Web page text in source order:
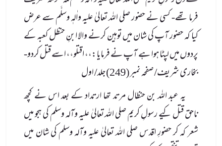
فرما تھے- کسی نے حضور صلی الله تعالیٰ علیہ واٰلہٖ وسلَّم سے عرض
کیا کہ حضور آپ کی شان میں توہین کرنے والا ابنِ حنظل کعبہ کے
پردوں میں لپٹا ہوا ہے آپ نے فرمایا:،، اقتلو،، اسے قتل کردو-
بخاری شریف/ صفحہ نمبر (249) جلد/ اول
یہ عبد الله بن حنظال مرتد تھا ارتداد کے بعد اس نے کچھ
ناحق قتل کیے رسولِ کریم صلی الله تعالیٰ علیہ وآلہ وسلم کی ہجو میں
شعر کہ کر حضورِ اقدس صلی الله تعالیٰ علیہ وآلہ وسلم کی شان میں